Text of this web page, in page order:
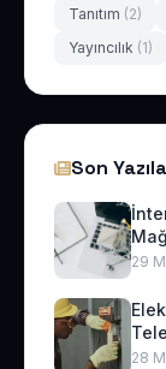
Tanıtım (2)
Yayıncılık (1)
Son
29
28